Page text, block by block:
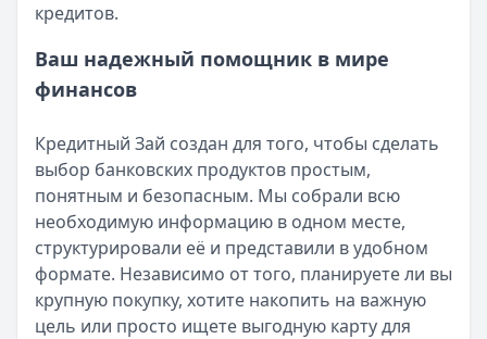
кредитов.
Ваш надежный помощник в мире
финансов
Кредитный Зай создан для того, чтобы сделать
выбор банковских продуктов простым,
понятным и безопасным. Мы собрали всю
необходимую информацию в одном месте,
структурировали её и представили в удобном
формате. Независимо от того, планируете ли вы
крупную покупку, хотите накопить на важную
цель или просто ищете выгодную карту для